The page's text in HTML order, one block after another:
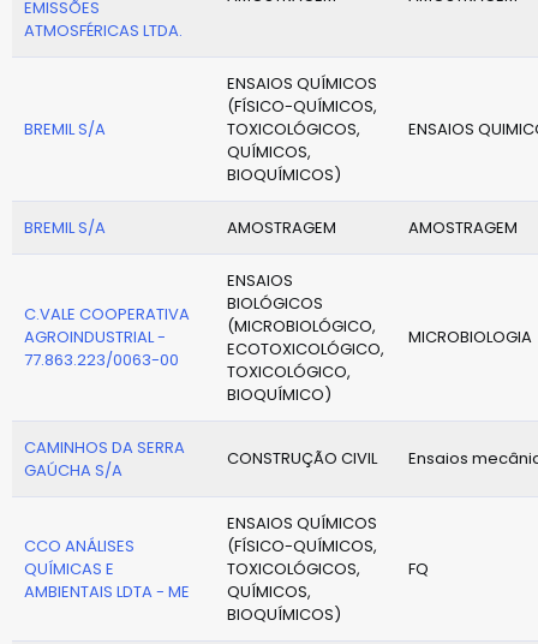
EMISSÕES
ATMOSFÉRICAS LTDA.
BREMIL S/A
ENSAIOS QUÍMICOS
(FÍSICO-QUÍMICOS,
TOXICOLÓGICOS,
QUÍMICOS,
BIOQUÍMICOS)
ENSAIOS
BREMIL S/A AMOSTRAGEM AMOSTRAGEM
C.VALE COOPERATIVA
AGROINDUSTRIAL -
77.863.223/0063-00
ENSAIOS
BIOLÓGICOS
(MICROBIOLÓGICO,
ECOTOXICOLÓGICO,
TOXICOLÓGICO,
BIOQUÍMICO)
MICROBIOLOGIA
CAMINHOS DA SERRA
GAÚCHA S/A
CONSTRUÇÃO CIVIL Ensaios
CCO ANÁLISES
QUÍMICAS E
AMBIENTAIS LDTA - ME
ENSAIOS QUÍMICOS
(FÍSICO-QUÍMICOS,
TOXICOLÓGICOS,
QUÍMICOS,
BIOQUÍMICOS)
FQ